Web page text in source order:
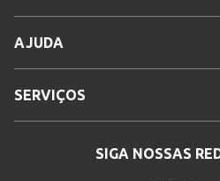
AJUDA
SERVIÇOS
SIGA NOSSAS